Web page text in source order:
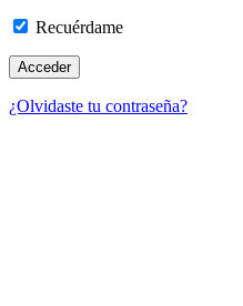
Recuérdame
¿Olvidaste tu contraseña?